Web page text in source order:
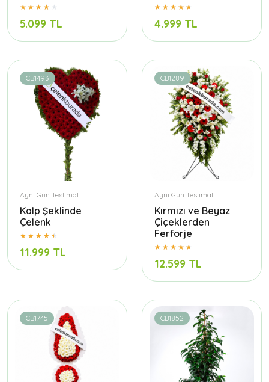
5.099 TL 4.999 TL
CB1493
Aynı Gün Teslimat
Kalp Şeklinde
Çelenk
11.999 TL
CB1289
Aynı Gün Teslimat
Kırmızı ve Beyaz
Çiçeklerden
Ferforje
12.599 TL
CB1745 CB1852